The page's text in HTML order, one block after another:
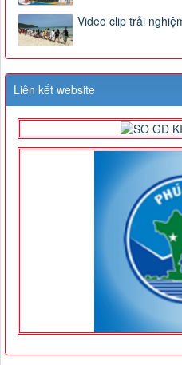
Video clip trải
Liên kết website